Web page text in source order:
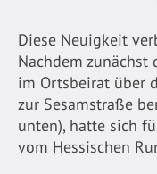
Diese Neuigkeit
Nachdem
im Ortsbeirat über
zur Sesamstraße
unten), hatte sich
vom Hessischen